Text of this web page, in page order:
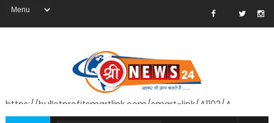
https://bulletprofitsmartlink.com/smart-link/41102/4